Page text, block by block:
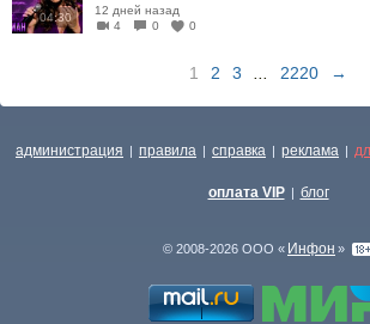
04:30
12 дней назад
4
0 0
1 2 3 2220 →
администрация | правила | справка | реклама |
оплата VIP | блог
© 2008-2026 ООО « Инфон »